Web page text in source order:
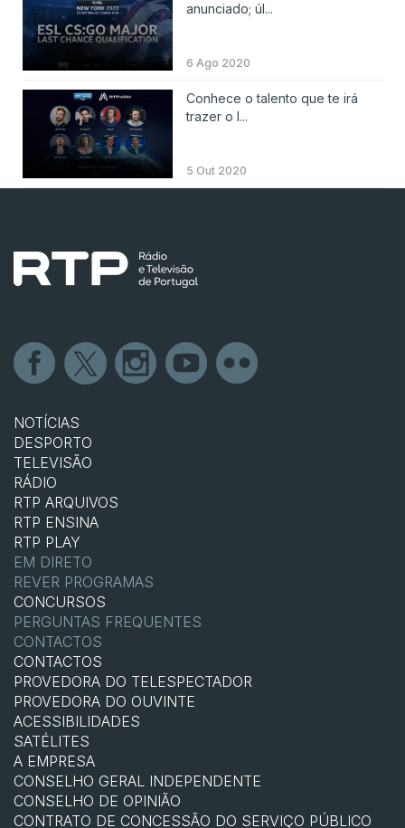
anunciado; úl...
6 Ago 2020
Conhece o talento que te irá
trazer o I...
5 Out 2020
NOTÍCIAS
DESPORTO
TELEVISÃO
RÁDIO
RTP ARQUIVOS
RTP ENSINA
RTP PLAY
EM DIRETO
REVER PROGRAMAS
CONCURSOS
PERGUNTAS FREQUENTES
CONTACTOS
CONTACTOS
PROVEDORA DO TELESPECTADOR
PROVEDORA DO OUVINTE
ACESSIBILIDADES
SATÉLITES
A EMPRESA
CONSELHO GERAL INDEPENDENTE
CONSELHO DE OPINIÃO
CONTRATO DE CONCESSÃO DO SERVIÇO PÚBLICO